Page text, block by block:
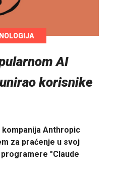
AI
korisnike
Anthropic
za praćenje u svoj
"Claude